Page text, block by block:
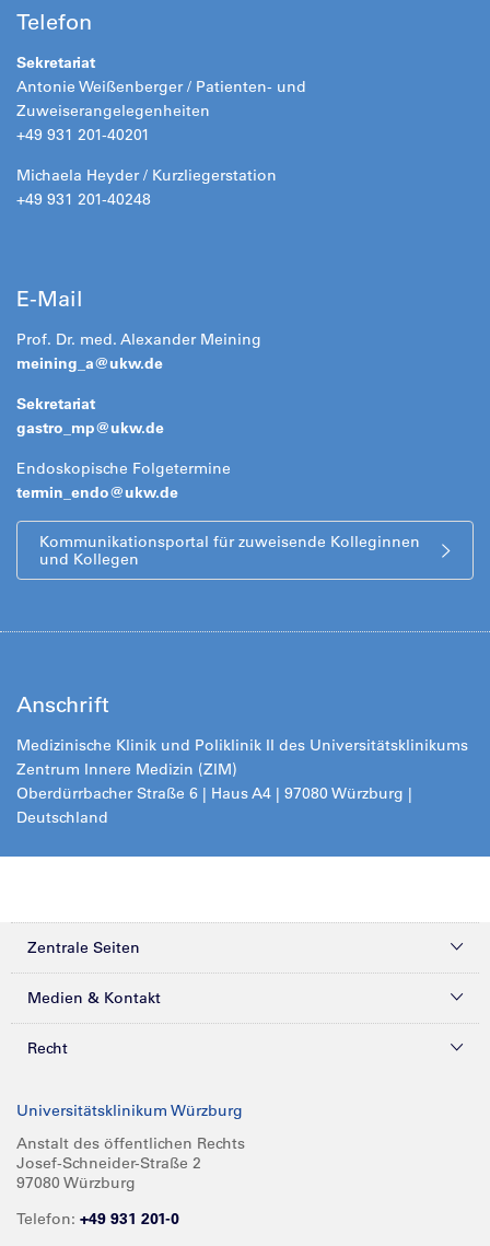
Telefon
Sekretariat
Antonie Weißenberger / Patienten- und
Zuweiserangelegenheiten
+49 931 201-40201
Michaela Heyder / Kurzliegerstation
+49 931 201-40248
E-Mail
Prof. Dr. med. Alexander Meining
meining_a@ukw.de
Sekretariat
gastro_mp@ukw.de
Endoskopische Folgetermine
termin_endo@ukw.de
Kommunikationsportal für zuweisende Kolleginnen
und Kollegen
Anschrift
Medizinische Klinik und Poliklinik II des Universitätsklinikums
Zentrum Innere Medizin (ZIM)
Oberdürrbacher Straße 6 | Haus A4 | 97080 Würzburg |
Deutschland
Zentrale Seiten
Kliniken & Zentren
Forschung
Karriere
Medien & Kontakt
Presse
Glossar
Spenden
Recht
Compliance
Impressum
Barrierefreiheit
Universitätsklinikum Würzburg
Anstalt des öffentlichen Rechts
Josef-Schneider-Straße 2
97080 Würzburg
Telefon: +49 931 201-0